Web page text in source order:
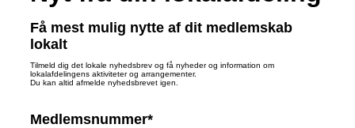
Få mest mulig nytte af dit medlemskab
lokalt
Tilmeld dig det lokale nyhedsbrev og få nyheder og information om
lokalafdelingens aktiviteter og arrangementer.
Du kan altid afmelde nyhedsbrevet igen.
Medlemsnummer*